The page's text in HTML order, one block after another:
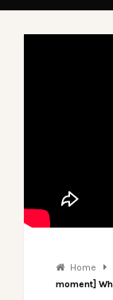
Home
moment]